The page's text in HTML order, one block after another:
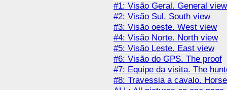
#1: Visão Geral. General view
#2: Visão Sul. South view
#3: Visão oeste. West view
#4: Visão Norte. North view
#5: Visão Leste. East view
#6: Visão do GPS. The proof
#7: Equipe da visita. The
#8: Travessia a cavalo.